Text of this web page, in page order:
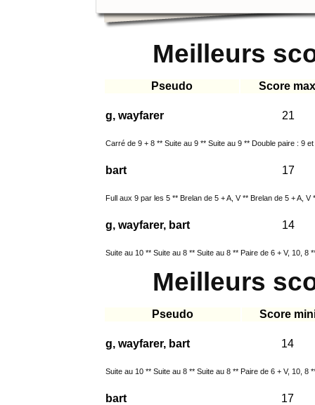
Meilleurs
Pseudo Score
g, wayfarer 21
Carré de 9 + 8 ** Suite au 9 ** Suite au 9 ** Double paire : 9
bart 17
Full aux 9 par les 5 ** Brelan de 5 + A, V ** Brelan de 5 + A,
g, wayfarer, bart 14
Suite au 10 ** Suite au 8 ** Suite au 8 ** Paire de 6 + V, 10,
Meilleurs
Pseudo Score
g, wayfarer, bart 14
Suite au 10 ** Suite au 8 ** Suite au 8 ** Paire de 6 + V, 10,
bart 17